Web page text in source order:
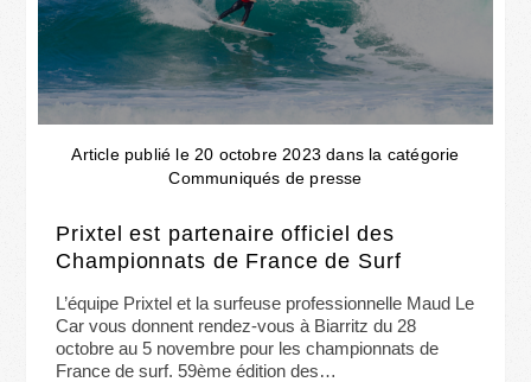
Article publié le 20 octobre 2023 dans la catégorie
Communiqués de presse
Prixtel est partenaire officiel des
Championnats de France de Surf
L’équipe Prixtel et la surfeuse professionnelle Maud Le
Car vous donnent rendez-vous à Biarritz du 28
octobre au 5 novembre pour les championnats de
France de surf. 59ème édition des…